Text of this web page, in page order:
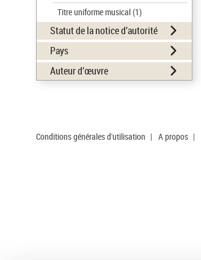
Titre uniforme musical(1)
Statut de la notice d’autorité
Pays
Auteur d’œuvre
Conditions générales d'utilisation | A propos |